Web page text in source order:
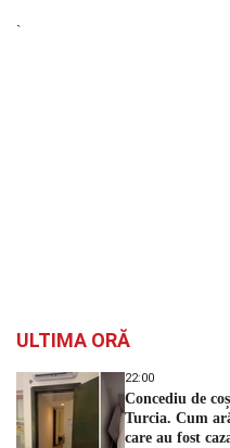
`
ULTIMA ORĂ
22:00
Concediu de
Turcia. Cum
care au fost